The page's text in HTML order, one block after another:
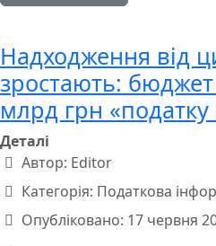
Надходження від
зростають:
млрд грн
Деталі
Автор: Editor
Категорія: Податкова
Опубліковано: 17 червня